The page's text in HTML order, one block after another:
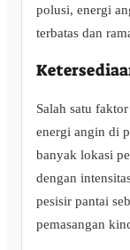
polusi, energi
terbatas dan
Salah satu
energi angin di
banyak lokasi
dengan
pesisir pantai
pemasangan